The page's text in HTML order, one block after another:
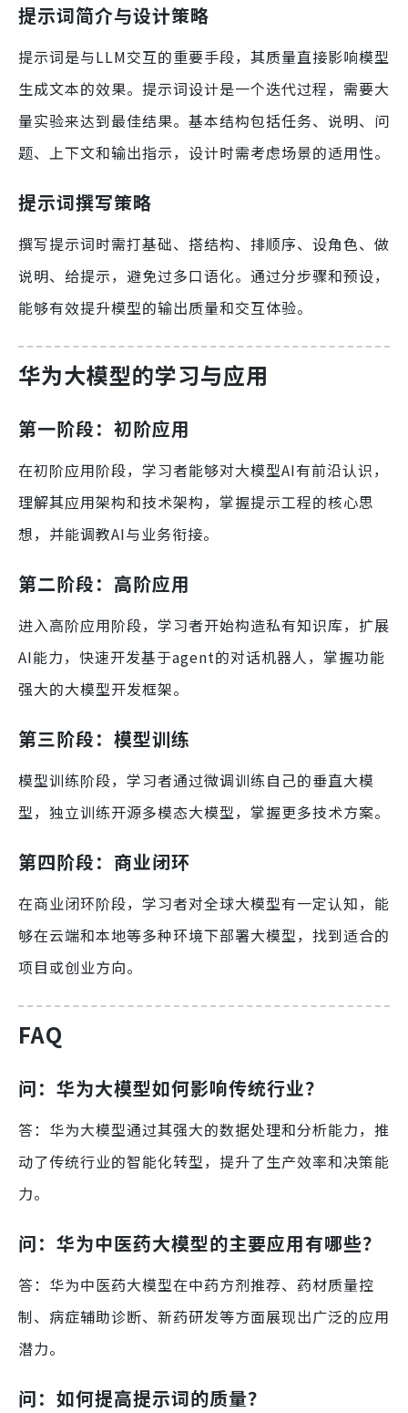
提示词简介与设计策略
提示词是与LLM交互的重要手段，其质量直接影响模型
生成文本的效果。提示词设计是一个迭代过程，需要大
量实验来达到最佳结果。基本结构包括任务、说明、问
题、上下文和输出指示，设计时需考虑场景的适用性。
提示词撰写策略
撰写提示词时需打基础、搭结构、排顺序、设角色、做
说明、给提示，避免过多口语化。通过分步骤和预设，
能够有效提升模型的输出质量和交互体验。
华为大模型的学习与应用
第一阶段：初阶应用
在初阶应用阶段，学习者能够对大模型AI有前沿认识，
理解其应用架构和技术架构，掌握提示工程的核心思
想，并能调教AI与业务衔接。
第二阶段：高阶应用
进入高阶应用阶段，学习者开始构造私有知识库，扩展
AI能力，快速开发基于agent的对话机器人，掌握功能
强大的大模型开发框架。
第三阶段：模型训练
模型训练阶段，学习者通过微调训练自己的垂直大模
型，独立训练开源多模态大模型，掌握更多技术方案。
第四阶段：商业闭环
在商业闭环阶段，学习者对全球大模型有一定认知，能
够在云端和本地等多种环境下部署大模型，找到适合的
项目或创业方向。
FAQ
问：华为大模型如何影响传统行业？
答：华为大模型通过其强大的数据处理和分析能力，推
动了传统行业的智能化转型，提升了生产效率和决策能
力。
问：华为中医药大模型的主要应用有哪些？
答：华为中医药大模型在中药方剂推荐、药材质量控
制、病症辅助诊断、新药研发等方面展现出广泛的应用
潜力。
问：如何提高提示词的质量？